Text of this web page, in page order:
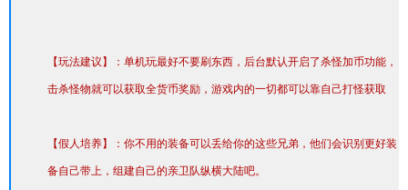
【玩法建议】：单机玩最好不要刷东西，后台默认开启了杀怪加币功能，
击杀怪物就可以获取全货币奖励，游戏内的一切都可以靠自己打怪获取
【假人培养】：你不用的装备可以丢给你的这些兄弟，他们会识别更好装
备自己带上，组建自己的亲卫队纵横大陆吧。